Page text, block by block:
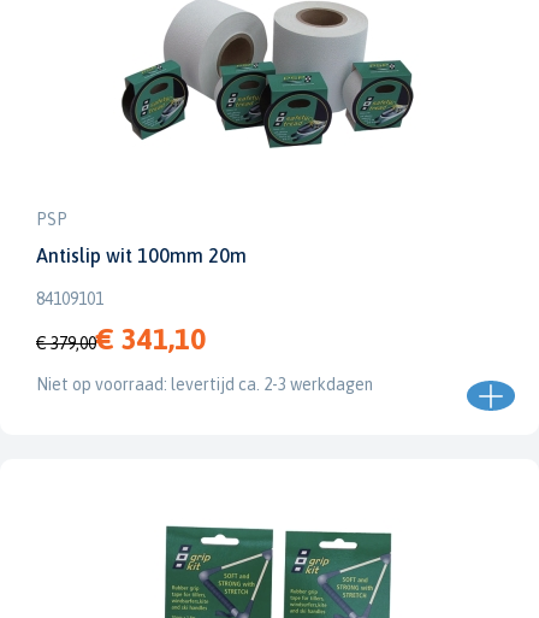
PSP
Antislip wit 100mm 20m
84109101
€ 379,00€ 341,10
Niet op voorraad: levertijd ca. 2-3 werkdagen